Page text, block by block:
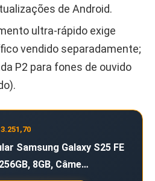
de Android.
ultra-rápido exige
vendido separadamente;
P2 para fones de ouvido
Samsung Galaxy S25 FE
8GB, Câme…